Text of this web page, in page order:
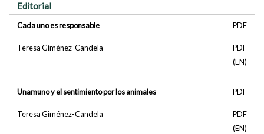
Editorial
Cada uno es responsable
Teresa Giménez-Candela
PDF
PDF
(EN)
Unamuno y el sentimiento por los animales
Teresa Giménez-Candela
PDF
PDF
(EN)